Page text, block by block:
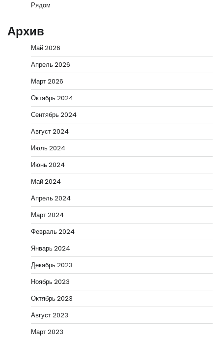
Рядом
Архив
Май 2026
Апрель 2026
Март 2026
Октябрь 2024
Сентябрь 2024
Август 2024
Июль 2024
Июнь 2024
Май 2024
Апрель 2024
Март 2024
Февраль 2024
Январь 2024
Декабрь 2023
Ноябрь 2023
Октябрь 2023
Август 2023
Март 2023